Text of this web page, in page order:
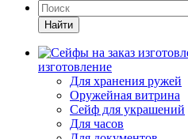
Найти
изготовление
Для хранения ружей
Оружейная витрина
Сейф для украшений
Для часов